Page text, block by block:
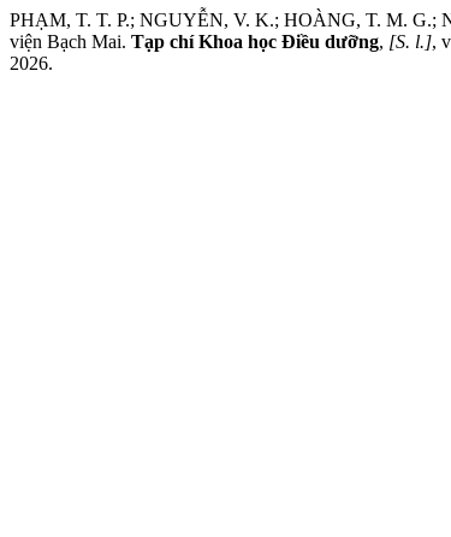
PHẠM, T. T. P.; NGUYỄN, V. K.; HOÀNG, T. M. G.;
viện Bạch Mai. Tạp chí Khoa học Điều dưỡng, [S. l.],
2026.